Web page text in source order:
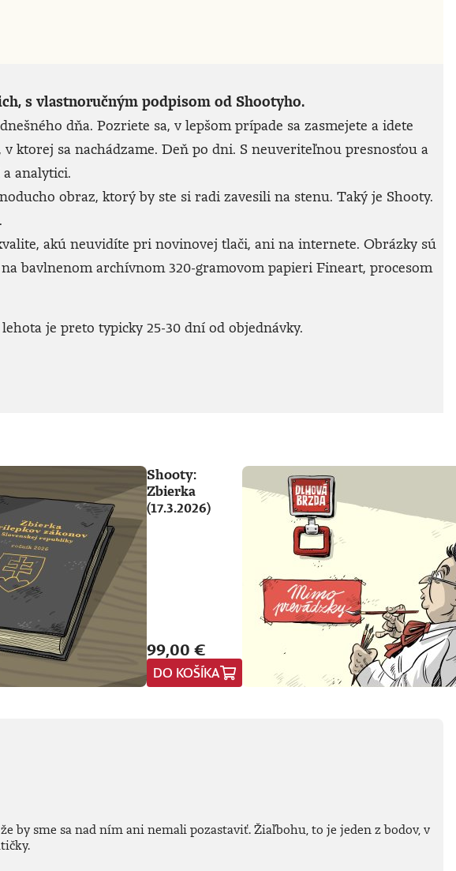
s vlastnoručným podpisom od Shootyho.
dňa. Pozriete sa, v lepšom prípade sa zasmejete a idete
ktorej sa nachádzame. Deň po dni. S neuveriteľnou presnosťou a
analytici.
obraz, ktorý by ste si radi zavesili na stenu. Taký je Shooty.
akú neuvidíte pri novinovej tlači, ani na internete. Obrázky sú
bavlnenom archívnom 320-gramovom papieri Fineart, procesom
je preto typicky 25-30 dní od objednávky.
Shooty:
Zbierka
(17.3.2026)
99,00 €
DO KOŠÍKA
by sme sa nad ním ani nemali pozastaviť. Žiaľbohu, to je jeden z bodov, v